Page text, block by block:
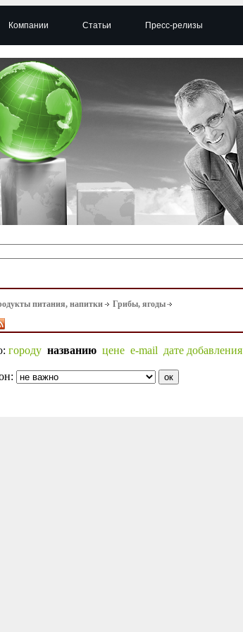
Компании Статьи Пресс-релизы
питания, напитки Грибы, ягоды
городу названию цене e-mail дате добавления